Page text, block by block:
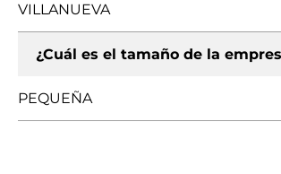
VILLANUEVA
¿Cuál es el tamaño de la
PEQUEÑA